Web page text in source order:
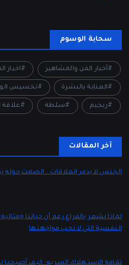
سحابة الوسوم
أخبار الفن والمشاهير اخبار
العناية بالبشرة تخسيس
ريجيم سلطة علاقة
آخر المقالات
الجنس لا يدمر العلاقات… الصمت حوله
لماذا نشعر بالفراغ رغم أن حياتنا
النفسية التي لا نحب مواجهتها
ثقافة الاستهلاك السريع: كيف أصبحنا